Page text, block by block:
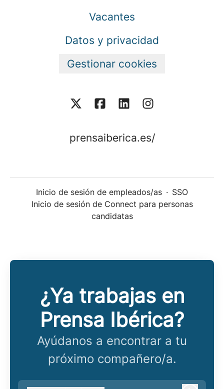
Vacantes
Datos y privacidad
Gestionar cookies
prensaiberica.es/
Inicio de sesión de empleados/as · SSO
Inicio de sesión de Connect para personas
candidatas
¿Ya trabajas en
Prensa Ibérica?
Ayúdanos a encontrar a tu
próximo compañero/a.